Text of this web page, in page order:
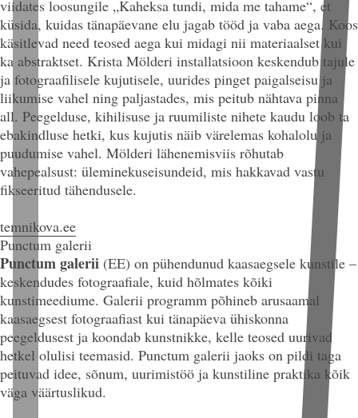
viidates loosungile „Kaheksa tundi, mida me tahame“, et
küsida, kuidas tänapäevane elu jagab tööd ja vaba aega. Koos
käsitlevad need teosed aega kui midagi nii materiaalset kui
ka abstraktset. Krista Mölderi installatsioon keskendub tajule
ja fotograafilisele kujutisele, uurides pinget paigalseisu ja
liikumise vahel ning paljastades, mis peitub nähtava pinna
all. Peegelduse, kihilisuse ja ruumiliste nihete kaudu loob ta
ebakindluse hetki, kus kujutis näib värelemas kohalolu ja
puudumise vahel. Mölderi lähenemisviis rõhutab
vahepealsust: üleminekuseisundeid, mis hakkavad vastu
fikseeritud tähendusele.
temnikova.ee
Punctum galerii
Punctum galerii (EE) on pühendunud kaasaegsele kunstile –
keskendudes fotograafiale, kuid hõlmates kõiki
kunstimeediume. Galerii programm põhineb arusaamal
kaasaegsest fotograafiast kui tänapäeva ühiskonna
peegeldusest ja koondab kunstnikke, kelle teosed uurivad
hetkel olulisi teemasid. Punctum galerii jaoks on pildi taga
peituvad idee, sõnum, uurimistöö ja kunstiline praktika kõik
väga väärtuslikud.